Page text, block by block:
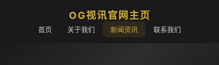
OG视讯官网主页
首页 关于我们 新闻资讯 联系我们